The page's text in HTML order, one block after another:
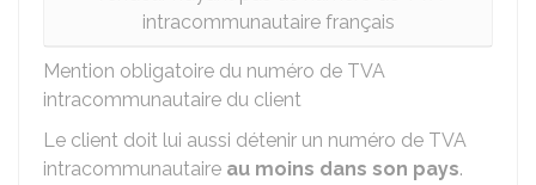
intracommunautaire français
Mention obligatoire du numéro de TVA
intracommunautaire du client
Le client doit lui aussi détenir un numéro de TVA
intracommunautaire au moins dans son pays.